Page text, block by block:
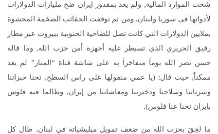
شحت الموارد المالية, ولم يعد بمقدور إيران ضخ مليارات الدولارات
لأدواتها في سوريا ولبنان, ومن ثم توقفت الحقائب الضخمة المحشوة
بملايين الدولارات التي كانت تصل للضاحية الجنوبية ببيروت عبر مطار
رفيق الحريري الذي تسيطر عليه أجهزة أمن حزب الله, وما قاله
حسن نصر الله يوماً متفاخراً به على شاشة قناة “المنار” لم يعد
ممكناً, حيث قال: (يا عمي منقولها على راس السطح, نحنا خبزاتنا
وشرباتنا وسلاحنا وذخيرتنا ومعاشاتنا من إيران, وطالما فيه فلوس
بإيران نحنا عنا فلوس).
ما لحِقَ بحزب الله من ضعف تمويل ميليشياته في لبنان, طال كل